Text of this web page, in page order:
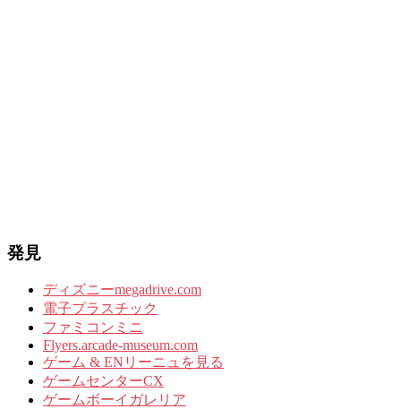
発見
ディズニーmegadrive.com
電子プラスチック
ファミコンミニ
Flyers.arcade-museum.com
ゲーム & ENリーニュを見る
ゲームセンターCX
ゲームボーイガレリア